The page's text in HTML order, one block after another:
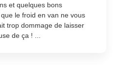
et quelques bons
le froid en van ne vous
trop dommage de laisser
de ça ! ...